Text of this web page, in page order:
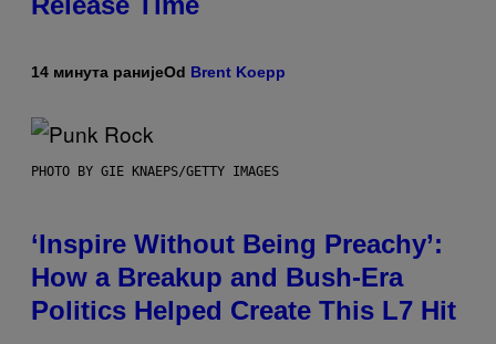
14 минута ранијеOd Brent Koepp
PHOTO BY GIE KNAEPS/GETTY IMAGES
‘Inspire Without Being Preachy’:
How a Breakup and Bush-Era
Politics Helped Create This L7 Hit